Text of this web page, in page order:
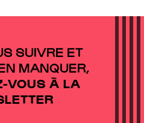
SUIVRE ET
MANQUER,
VOUS À LA